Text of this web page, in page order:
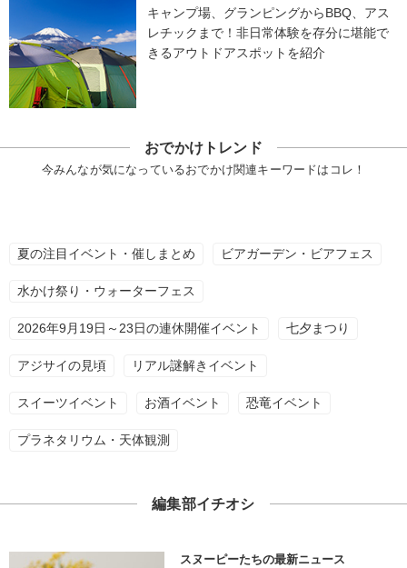
キャンプ場、グランピングからBBQ、アス
レチックまで！非日常体験を存分に堪能で
きるアウトドアスポットを紹介
おでかけトレンド
今みんなが気になっているおでかけ関連キーワードはコレ！
夏の注目イベント・催しまとめ ビアガーデン・ビアフェス
水かけ祭り・ウォーターフェス
2026年9月19日～23日の連休開催イベント 七夕まつり
アジサイの見頃 リアル謎解きイベント
スイーツイベント お酒イベント 恐竜イベント
プラネタリウム・天体観測
編集部イチオシ
スヌーピーたちの最新ニュース